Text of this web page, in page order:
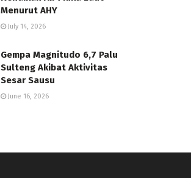
Menurut AHY
July 14, 2026
Gempa Magnitudo 6,7 Palu
Sulteng Akibat Aktivitas
Sesar Sausu
June 16, 2026